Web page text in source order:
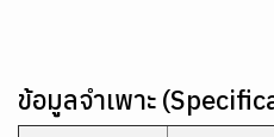
ข้อมูลจำเพาะ